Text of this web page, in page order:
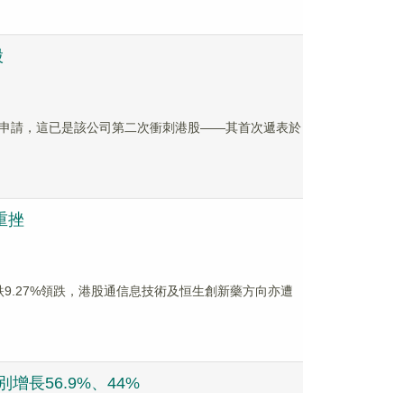
請，這已是該公司第二次衝刺港股——其首次遞表於
挫
領跌，港股通信息技術及恒生創新藥方向亦遭
增長56.9%、44%